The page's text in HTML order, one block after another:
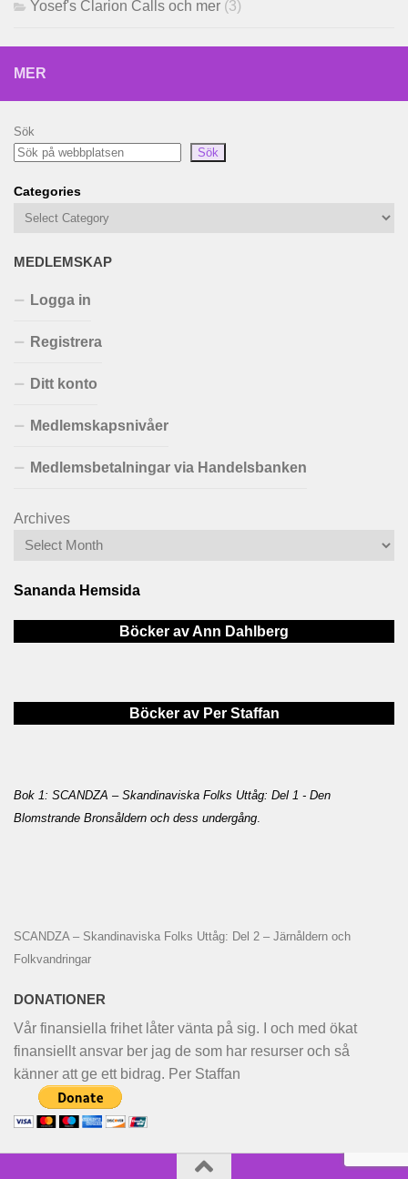
Yosef's Clarion Calls och mer (3)
MER
Sök
Sök
Categories
MEDLEMSKAP
Logga in
Registrera
Ditt konto
Medlemskapsnivåer
Medlemsbetalningar via Handelsbanken
Archives
Sananda Hemsida
Böcker av Ann Dahlberg
Böcker av Per Staffan
Bok 1: SCANDZA – Skandinaviska Folks Uttåg: Del 1 - Den
Blomstrande Bronsåldern och dess undergång
SCANDZA – Skandinaviska Folks Uttåg: Del 2 – Järnåldern och
Folkvandringar
DONATIONER
Vår finansiella frihet låter vänta på sig. I och med ökat
finansiellt ansvar ber jag de som har resurser och så
känner att ge ett bidrag. Per Staffan